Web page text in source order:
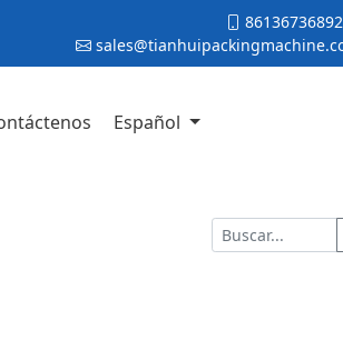
Español